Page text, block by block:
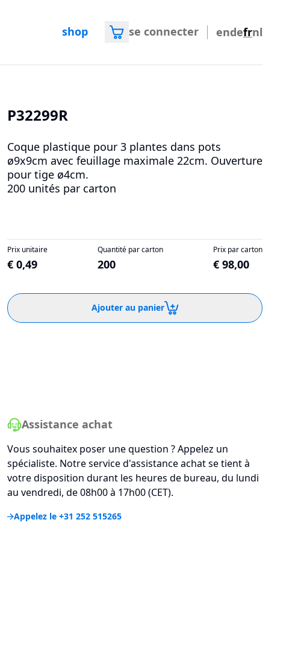
shop se connecter endefrnl
P32299R
Coque plastique pour 3 plantes dans pots
ø9x9cm avec feuillage maximale 22cm. Ouverture
pour tige ø4cm.
200 unités par carton
Prix unitaire
€ 0,49
Quantité par carton
200
Prix par carton
€ 98,00
Ajouter au panier
Assistance achat
Vous souhaitex poser une question ? Appelez un
spécialiste. Notre service d'assistance achat se tient à
votre disposition durant les heures de bureau, du lundi
au vendredi, de 08h00 à 17h00 (CET).
Appelez le +31 252 515265